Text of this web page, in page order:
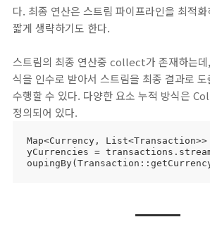
다. 최종 연산은 스트림 파이프라인을 최적
짧게 생략하기도 한다.
스트림의 최종 연산중 collect가 존재하는데
식을 인수로 받아서 스트림을 최종 결과로
수행할 수 있다. 다양한 요소 누적 방식은
정의되어 있다.
Map<Currency,
yCurrencies =